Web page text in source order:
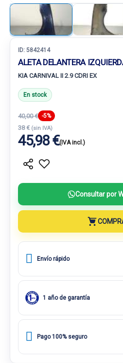
ID: 5842414
ALETA DELANTERA
KIA CARNIVAL II 2.9 CDRI EX
En stock
40,00 € -5%
38 € (sin IVA)
45,98 €(IVA incl.)
Consultar por
Envío rápido
1 año de garantía
Pago 100% seguro